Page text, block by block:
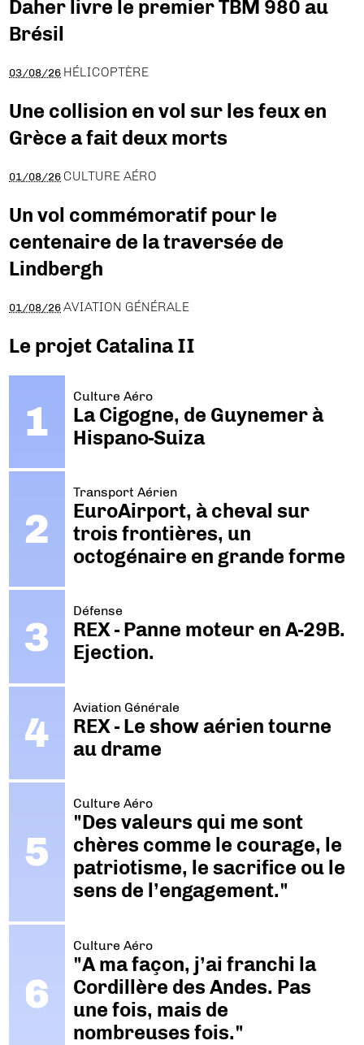
Daher livre le premier TBM 980 au
Brésil
03/08/26 HÉLICOPTÈRE
Une collision en vol sur les feux en
Grèce a fait deux morts
01/08/26 CULTURE AÉRO
Un vol commémoratif pour le
centenaire de la traversée de
Lindbergh
01/08/26 AVIATION GÉNÉRALE
Le projet Catalina II
Culture Aéro
La Cigogne, de Guynemer à
Hispano-Suiza
Transport Aérien
EuroAirport, à cheval sur
trois frontières, un
octogénaire en grande forme
Défense
REX - Panne moteur en A-29B.
Ejection.
Aviation Générale
REX - Le show aérien tourne
au drame
Culture Aéro
"Des valeurs qui me sont
chères comme le courage, le
patriotisme, le sacrifice ou le
sens de l’engagement."
Culture Aéro
"A ma façon, j’ai franchi la
Cordillère des Andes. Pas
une fois, mais de
nombreuses fois."